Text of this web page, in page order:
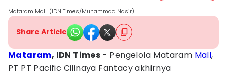
Mataram Mall. (IDN Times/Muhammad Nasir)
Share Article
Mataram, IDN Times - Pengelola Mataram Mall,
PT PT Pacific Cilinaya Fantacy akhirnya